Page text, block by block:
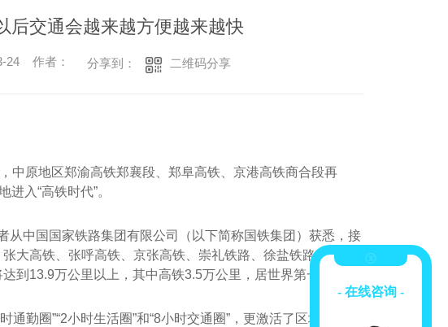
后交通会越来越方便越来越快
24 作者： 分享到： 二维码分享
中原地区郑渝高铁郑襄段、郑阜高铁、京港高铁商合段再
入“高铁时代”。
从中国国家铁路集团有限公司（以下简称国铁集团）获悉，接
大高铁、张呼高铁、京张高铁、崇礼铁路、徐盐铁路、连镇
到13.9万公里以上，其中高铁3.5万公里，居世界第一。
勤圈”“2小时生活圈”和“8小时交通圈”，更激活了区域经济尤
- 在线咨询 -